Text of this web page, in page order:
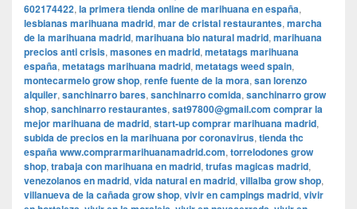
602174422, la primera tienda online de marihuana en españa,
lesbianas marihuana madrid, mar de cristal restaurantes, marcha
de la marihuana madrid, marihuana bio natural madrid, marihuana
precios anti crisis, masones en madrid, metatags marihuana
españa, metatags marihuana madrid, metatags weed spain,
montecarmelo grow shop, renfe fuente de la mora, san lorenzo
alquiler, sanchinarro bares, sanchinarro comida, sanchinarro grow
shop, sanchinarro restaurantes, sat97800@gmail.com comprar la
mejor marihuana de madrid, start-up comprar marihuana madrid,
subida de precios en la marihuana por coronavirus, tienda thc
españa www.comprarmarihuanamadrid.com, torrelodones grow
shop, trabaja con marihuana en madrid, trufas magicas madrid,
venezolanos en madrid, vida natural en madrid, villalba grow shop,
villanueva de la cañada grow shop, vivir en campings madrid, vivir